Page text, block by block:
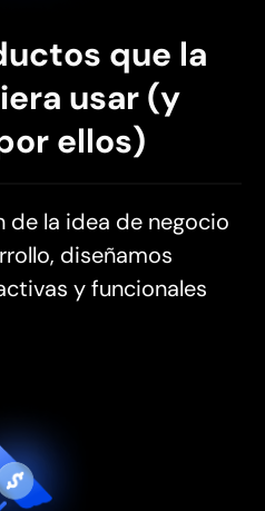
que la
usar (y
ellos)
de la idea de negocio
diseñamos
y funcionales